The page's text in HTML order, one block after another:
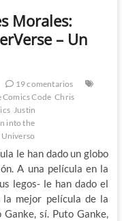
Morales:
– Un
19 comentarios
Code Chris
Justin
into the
le han dado un globo
A una película en la
legos- le han dado el
mejor película de la
sí. Puto Ganke,